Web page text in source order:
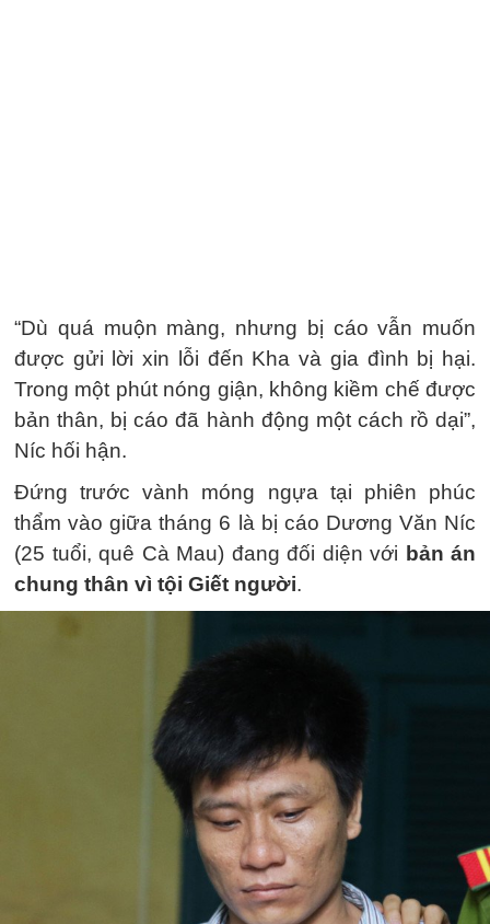
“Dù quá muộn màng, nhưng bị cáo vẫn muốn
được gửi lời xin lỗi đến Kha và gia đình bị hại.
Trong một phút nóng giận, không kiềm chế được
bản thân, bị cáo đã hành động một cách rồ dại”,
Níc hối hận.
Đứng trước vành móng ngựa tại phiên phúc
thẩm vào giữa tháng 6 là bị cáo Dương Văn Níc
(25 tuổi, quê Cà Mau) đang đối diện với bản án
chung thân vì tội Giết người.